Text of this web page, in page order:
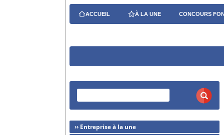
ACCUEIL À LA UNE CONCOURS
›› Entreprise à la une